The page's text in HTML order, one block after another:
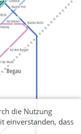
die Nutzung
einverstanden, dass